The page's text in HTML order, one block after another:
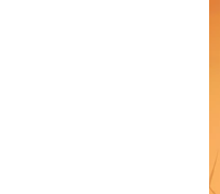
Kontakt